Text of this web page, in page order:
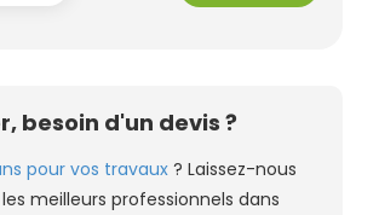
besoin d'un devis ?
pour vos travaux ? Laissez-nous
meilleurs professionnels dans